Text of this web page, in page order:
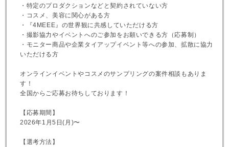
・特定のプロダクションなどと契約されていない方
・コスメ、美容に関心がある方
・『4MEEE』の世界観に共感していただける方
・撮影協力やイベントへのご参加をお願いできる方（応募制）
・モニター商品や企業タイアップイベント等への参加、拡散に協力
いただける方
オンラインイベントやコスメのサンプリングの案件相談もありま
す！
全国からご応募お待ちしております！
【応募期間】
2026年1月5日(月)〜
【選考方法】